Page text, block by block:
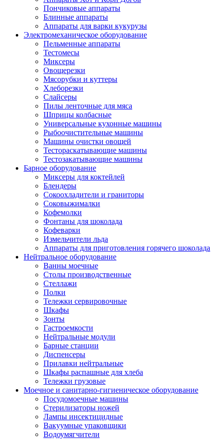
Пончиковые аппараты
Блинные аппараты
Аппараты для варки кукурузы
Электромеханическое оборудование
Пельменные аппараты
Тестомесы
Миксеры
Овощерезки
Мясорубки и куттеры
Хлеборезки
Слайсеры
Пилы ленточные для мяса
Шприцы колбасные
Универсальные кухонные машины
Рыбоочистительные машины
Машины очистки овощей
Тестораскатывающие машины
Тестозакатывающие машины
Барное оборудование
Миксеры для коктейлей
Блендеры
Сокоохладители и граниторы
Соковыжималки
Кофемолки
Фонтаны для шоколада
Кофеварки
Измельчители льда
Аппараты для приготовления горячего шоколада
Нейтральное оборудование
Ванны моечные
Столы производственные
Стеллажи
Полки
Тележки сервировочные
Шкафы
Зонты
Гастроемкости
Нейтральные модули
Барные станции
Диспенсеры
Прилавки нейтральные
Шкафы распашные для хлеба
Тележки грузовые
Моечное и санитарно-гигиеническое оборудование
Посудомоечные машины
Стерилизаторы ножей
Лампы инсектицидные
Вакуумные упаковщики
Водоумягчители